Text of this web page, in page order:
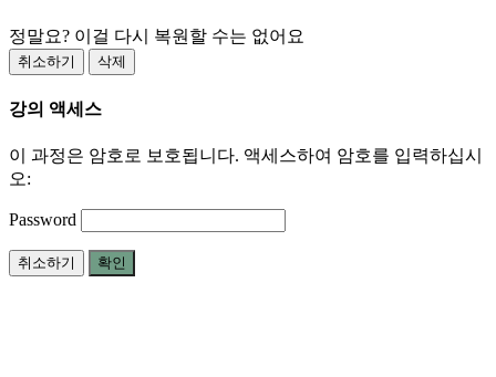
정말요? 이걸 다시 복원할 수는 없어요
취소하기 삭제
강의 액세스
이 과정은 암호로 보호됩니다. 액세스하여 암호를 입력하십시
오:
Password
취소하기 확인